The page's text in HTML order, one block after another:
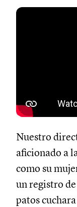
Nuestro
aficionado a
como su
un registro de
patos